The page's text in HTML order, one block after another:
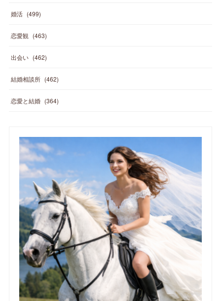
婚活 (499)
恋愛観 (463)
出会い (462)
結婚相談所 (462)
恋愛と結婚 (364)